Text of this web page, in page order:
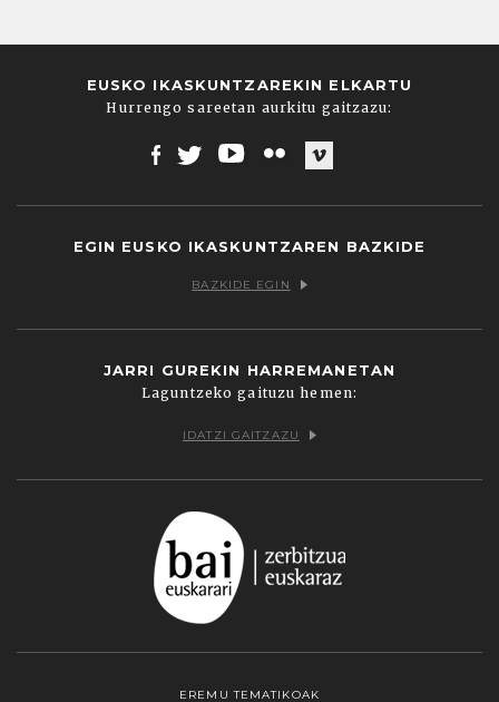
EUSKO IKASKUNTZAREKIN ELKARTU
Hurrengo sareetan aurkitu gaitzazu:
EGIN EUSKO IKASKUNTZAREN BAZKIDE
BAZKIDE EGIN
JARRI GUREKIN HARREMANETAN
Laguntzeko gaituzu hemen:
IDATZI GAITZAZU
EREMU TEMATIKOAK